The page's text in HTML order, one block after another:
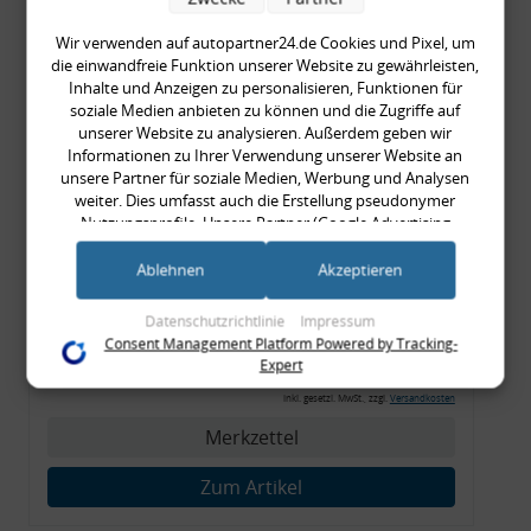
Merkzettel
Zum Artikel
Rückleuchtenband mit
Cabrio, Typ 89, OE-Nr.:
8G0945225 + 8G0945225C
999,99 €
inkl. gesetzl. MwSt., zzgl. Versandkosten
Merkzettel
Zum Artikel
Wir verwenden auf autopartner24.de Cookies und Pixel, um
die einwandfreie Funktion unserer Website zu gewährleisten,
Inhalte und Anzeigen zu personalisieren, Funktionen für
soziale Medien anbieten zu können und die Zugriffe auf
unserer Website zu analysieren. Außerdem geben wir
Informationen zu Ihrer Verwendung unserer Website an
unsere Partner für soziale Medien, Werbung und Analysen
weiter. Dies umfasst auch die Erstellung pseudonymer
Nutzungsprofile. Unsere Partner (Google Advertising
Products) führen diese Informationen möglicherweise mit
weiteren Daten zusammen, die Sie ihnen bereitgestellt haben
im Rahmen Ihrer Nutzung der Dienste gesammelt haben
(bspw. Nutzungsdaten anderer Geräte). Ihre Einwilligung zur
Nutzung von Cookies und Pixeln können Sie jederzeit
widerrufen, indem Sie auf den Datenschutz-Button links
unten klicken und dort die entsprechenden Anpassungen
Zwecke der Datenverarbeitung durch unsere Partner:
Speichern von oder Zugriff auf Informationen auf einem Endgerät
Datenschutzrichtlinie Impressum
Ablehnen Akzeptieren
Consent Management Platform Powered by Tracking-
Expert